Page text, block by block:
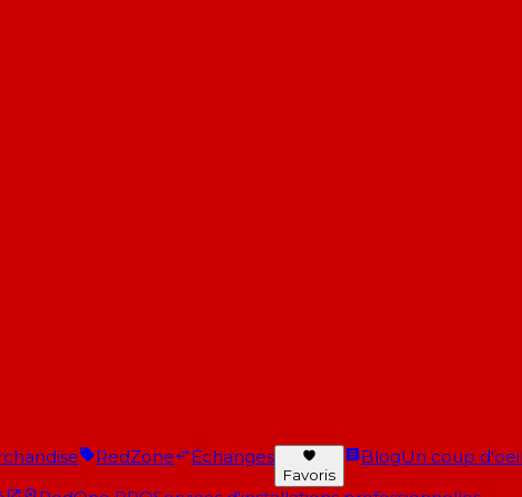
RedZone Échanges
Favoris
BlogUn coup